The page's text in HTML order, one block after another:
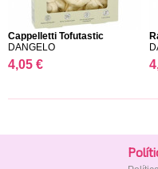
Cappelletti Tofutastic
DANGELO
4,05 €